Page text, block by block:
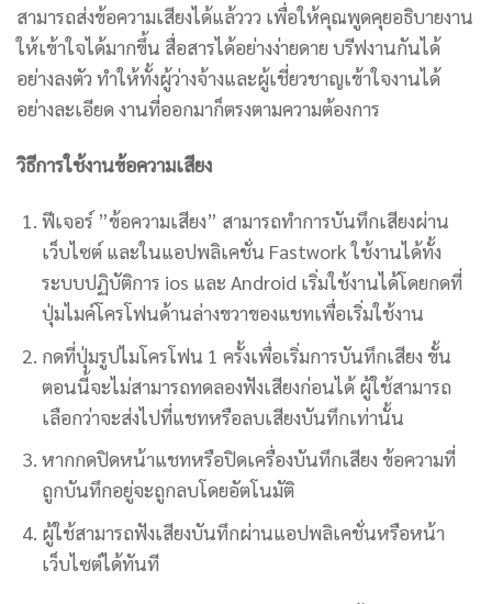
สามารถส่งข้อความเสียงได้แล้ววว เพื่อให้คุณพูดคุยอธิบายงาน
ให้เข้าใจได้มากขึ้น สื่อสารได้อย่างง่ายดาย บรีฟงานกันได้
อย่างลงตัว ทำให้ทั้งผู้ว่างจ้างและผู้เชี่ยวชาญเข้าใจงานได้
อย่างละเอียด งานที่ออกมาก็ตรงตามความต้องการ
วิธีการใช้งานข้อความเสียง
ฟีเจอร์ ”ข้อความเสียง” สามารถทำการบันทึกเสียงผ่าน
เว็บไซต์ และในแอปพลิเคชั่น Fastwork ใช้งานได้ทั้ง
ระบบปฏิบัติการ ios และ Android เริ่มใช้งานได้โดยกดที่
ปุ่มไมค์โครโฟนด้านล่างขวาของแชทเพื่อเริ่มใช้งาน
กดที่ปุ่มรูปไมโครโฟน 1 ครั้งเพื่อเริ่มการบันทึกเสียง ขั้น
ตอนนี้จะไม่สามารถทดลองฟังเสียงก่อนได้ ผู้ใช้สามารถ
เลือกว่าจะส่งไปที่แชทหรือลบเสียงบันทึกเท่านั้น
หากกดปิดหน้าแชทหรือปิดเครื่องบันทึกเสียง ข้อความที่
ถูกบันทึกอยู่จะถูกลบโดยอัตโนมัติ
ผู้ใช้สามารถฟังเสียงบันทึกผ่านแอปพลิเคชั่นหรือหน้า
เว็บไซต์ได้ทันที